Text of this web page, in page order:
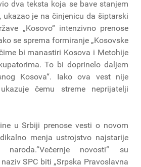
dva teksta koja se bave stanjem
ukazao je na činjenicu da šiptarski
„Kosovo“ intenzivno prenose
se sprema formiranje „Kosovske
bi manastiri Kosova i Metohije
To bi doprinelo daljem
Kosova“. Iako ova vest nije
čemu streme neprijatelji
u Srbiji prenose vesti o novom
menja ustrojstvo najstarije
naroda.“Večernje novosti“ su
SPC biti „Srpska Pravoslavna